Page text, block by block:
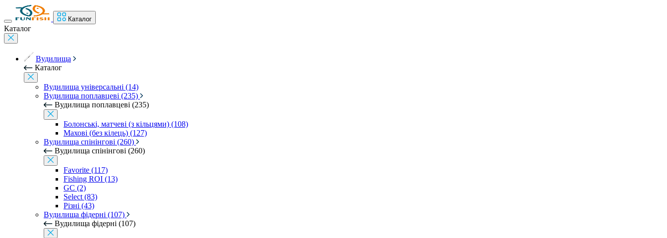
Каталог
Каталог
Вудилища
Каталог
Вудилища універсальні (14)
Вудилища поплавцеві (235)
Вудилища поплавцеві (235)
Болонські, матчеві (з кільцями) (108)
Махові (без кілець) (127)
Вудилища спінінгові (260)
Вудилища спінінгові (260)
Favorite (117)
Fishing ROI (13)
GC (2)
Select (83)
Різні (43)
Вудилища фідерні (107)
Вудилища фідерні (107)